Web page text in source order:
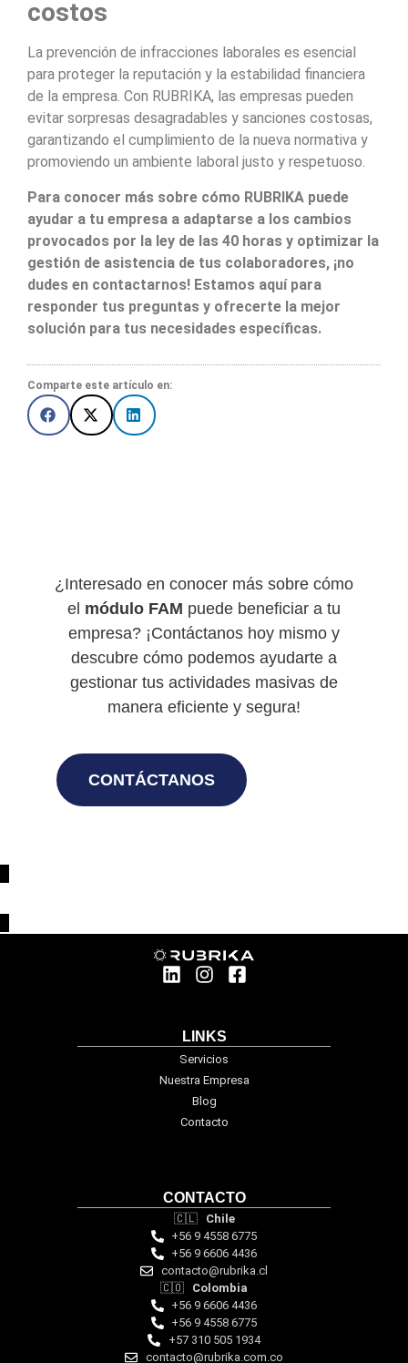
costos
La prevención de infracciones laborales es esencial
para proteger la reputación y la estabilidad financiera
de la empresa. Con RUBRIKA, las empresas pueden
evitar sorpresas desagradables y sanciones costosas,
garantizando el cumplimiento de la nueva normativa y
promoviendo un ambiente laboral justo y respetuoso.
Para conocer más sobre cómo RUBRIKA puede
ayudar a tu empresa a adaptarse a los cambios
provocados por la ley de las 40 horas y optimizar la
gestión de asistencia de tus colaboradores, ¡no
dudes en contactarnos! Estamos aquí para
responder tus preguntas y ofrecerte la mejor
solución para tus necesidades específicas.
Comparte este artículo en:
¿Interesado en conocer más sobre cómo
el módulo FAM puede beneficiar a tu
empresa? ¡Contáctanos hoy mismo y
descubre cómo podemos ayudarte a
gestionar tus actividades masivas de
manera eficiente y segura!
CONTÁCTANOS
LINKS
Servicios
Nuestra Empresa
Blog
Contacto
CONTACTO
🇨🇱 Chile
+56 9 4558 6775
+56 9 6606 4436
contacto@rubrika.cl
🇨🇴 Colombia
+56 9 6606 4436
+56 9 4558 6775
‪+57 310 505 1934‬
contacto@rubrika.com.co